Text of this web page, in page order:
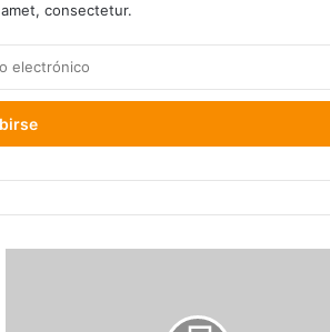
consectetur.